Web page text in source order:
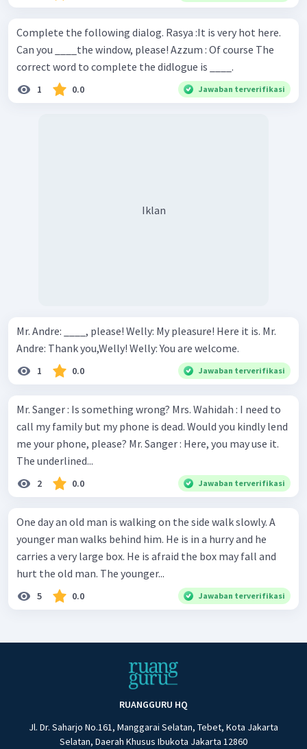
Complete the following dialog. Rasya :It is very hot here.
Can you ____the window, please! Azzum : Of course The
correct word to complete the didlogue is ____.
1 0.0 Jawaban terverifikasi
Iklan
Mr. Andre: ____, please! Welly: My pleasure! Here it is. Mr.
Andre: Thank you,Welly! Welly: You are welcome.
1 0.0 Jawaban terverifikasi
Mr. Sanger : Is something wrong? Mrs. Wahidah : I need to
call my family but my phone is dead. Would you kindly lend
me your phone, please? Mr. Sanger : Here, you may use it.
The underlined...
2 0.0 Jawaban terverifikasi
One day an old man is walking on the side walk slowly. A
younger man walks behind him. He is in a hurry and he
carries a very large box. He is afraid the box may fall and
hurt the old man. The younger...
5 0.0 Jawaban terverifikasi
RUANGGURU HQ
Jl. Dr. Saharjo No.161, Manggarai Selatan, Tebet, Kota Jakarta
Selatan, Daerah Khusus Ibukota Jakarta 12860